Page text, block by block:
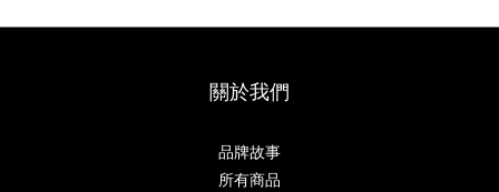
關於我們
品牌故事
所有商品